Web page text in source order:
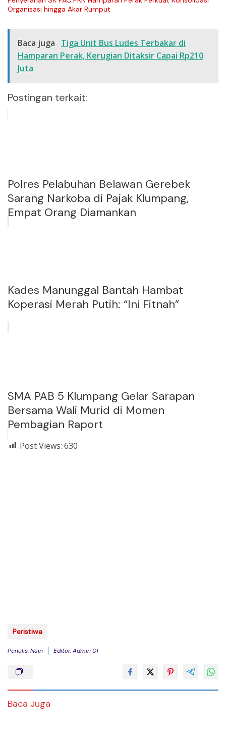
Organisasi hingga Akar Rumput
Baca juga
Tiga Unit Bus Ludes Terbakar di
Hamparan Perak, Kerugian Ditaksir Capai Rp210
Juta
Postingan terkait:
Polres Pelabuhan Belawan Gerebek
Sarang Narkoba di Pajak Klumpang,
Empat Orang Diamankan
Kades Manunggal Bantah Hambat
Koperasi Merah Putih: “Ini Fitnah”
SMA PAB 5 Klumpang Gelar Sarapan
Bersama Wali Murid di Momen
Pembagian Raport
Post Views: 630
Peristiwa
Penulis: Nain Editor: Admin 01
Baca Juga